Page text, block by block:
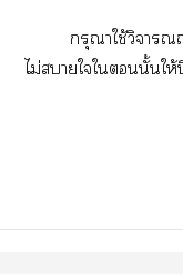
กรุณาใช้วิจาร
ไม่าใในั้นให้